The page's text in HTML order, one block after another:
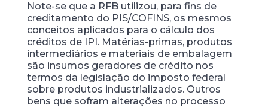
Note-se que a RFB utilizou, para fins de
creditamento do PIS/COFINS, os mesmos
conceitos aplicados para o cálculo dos
créditos de IPI. Matérias-primas, produtos
intermediários e materiais de embalagem
são insumos geradores de crédito nos
termos da legislação do imposto federal
sobre produtos industrializados. Outros
bens que sofram alterações no processo